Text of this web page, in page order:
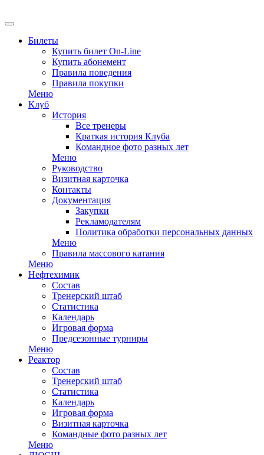
Билеты
Купить билет On-Line
Купить абонемент
Правила поведения
Правила покупки
Меню
Клуб
История
Все тренеры
Краткая история Клуба
Командное фото разных лет
Меню
Руководство
Визитная карточка
Контакты
Документация
Закупки
Рекламодателям
Политика обработки персональных данных
Меню
Правила массового катания
Меню
Нефтехимик
Состав
Тренерский штаб
Статистика
Календарь
Игровая форма
Предсезонные турниры
Меню
Реактор
Состав
Тренерский штаб
Статистика
Календарь
Игровая форма
Визитная карточка
Командные фото разных лет
Меню